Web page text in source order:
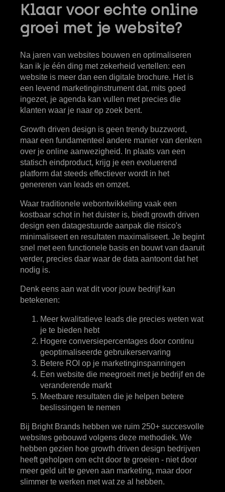
Klaar voor echte online
groei met je website?
Na jaren van websites bouwen en optimaliseren
kan ik je één ding met zekerheid vertellen: een
website is meer dan een digitale brochure. Het is
een levend marketinginstrument dat, mits goed
ingezet, je agenda kan vullen met precies die
klanten waar je naar op zoek bent.
Growth driven design is geen trendy buzzword,
maar een fundamenteel andere manier van denken
over je online aanwezigheid. In plaats van een
statisch eindproduct, krijg je een evoluerend
platform dat steeds effectiever wordt in het
genereren van leads en omzet.
Waar traditionele webontwikkeling vaak een
kostbaar schot in het duister is, biedt growth driven
design een datagestuurde aanpak die risico's
minimaliseert en resultaten maximaliseert. Je begint
snel met een functionele basis en bouwt van daaruit
verder, precies daar waar de data aantoont dat het
nodig is.
Denk eens aan wat dit voor jouw bedrijf kan
betekenen:
Meer kwalitatieve leads die precies weten wat
je te bieden hebt
Hogere conversiepercentages door continu
geoptimaliseerde gebruikerservaring
Betere ROI op je marketinginspanningen
Een website die meegroeit met je bedrijf en de
veranderende markt
Meetbare resultaten die je helpen betere
beslissingen te nemen
Bij Bright Brands hebben we ruim 250+ succesvolle
websites gebouwd volgens deze methodiek. We
hebben gezien hoe growth driven design bedrijven
heeft geholpen om echt door te groeien - niet door
meer geld uit te geven aan marketing, maar door
slimmer te werken met wat ze al hebben.